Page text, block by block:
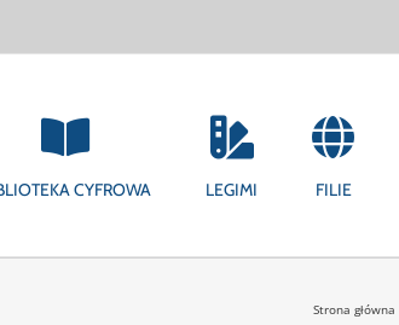
CYFROWA LEGIMI FILIE
Strona główna